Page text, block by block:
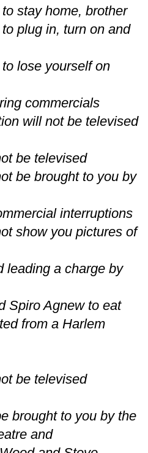
stay home, brother
plug in, turn on and
lose yourself on
commercials
will not be televised
be televised
be brought to you by
interruptions
show you pictures of
leading a charge by
Spiro Agnew to eat
from a Harlem
be televised
brought to you by the
and